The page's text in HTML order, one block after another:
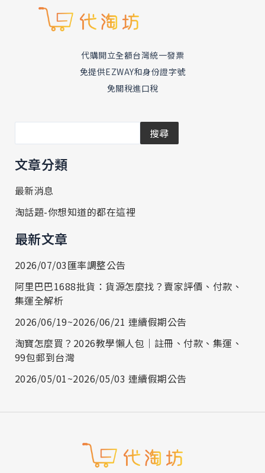
代購開立全額台灣統一發票
免提供EZWAY和身份證字號
免關稅進口稅
搜尋
文章分類
最新消息
淘話題-你想知道的都在這裡
最新文章
2026/07/03匯率調整公告
阿里巴巴1688批貨：貨源怎麼找？賣家評價、付款、
集運全解析
2026/06/19~2026/06/21 連續假期公告
淘寶怎麼買？2026教學懶人包｜註冊、付款、集運、
99包郵到台灣
2026/05/01~2026/05/03 連續假期公告